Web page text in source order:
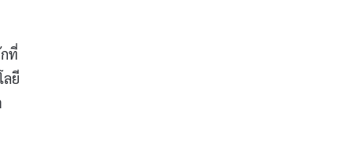
ที่
ลยี